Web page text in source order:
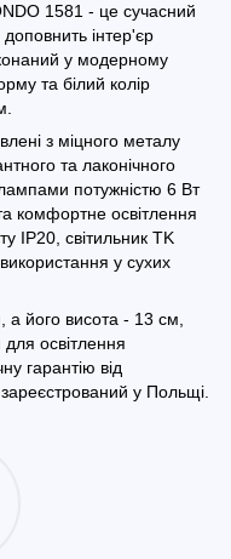
1581 - це сучасний
інтер'єр
у модерному
та білий колір
з міцного металу
та лаконічного
потужністю 6 Вт
комфортне освітлення
IP20, світильник TK
у сухих
а його висота - 13 см,
освітлення
гарантію від
у Польщі.